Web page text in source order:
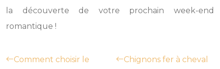
la découverte de votre prochain week-end
romantique !
Comment choisir le
Chignons fer à cheval